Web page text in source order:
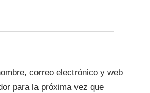
correo electrónico y web
para la próxima vez que